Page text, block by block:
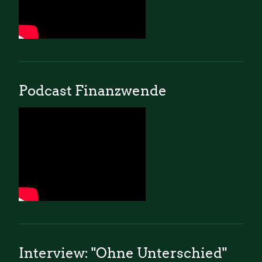
Podcast Finanzwende
Interview: "Ohne Unterschied"